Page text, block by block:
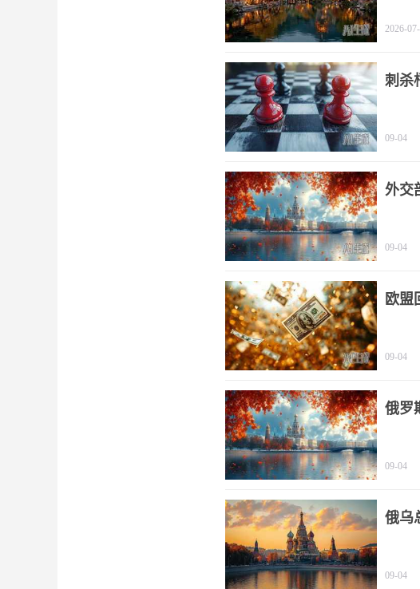
2026-
刺杀
09-04
外交
09-04
欧盟
09-04
俄罗
09-04
俄乌
09-04